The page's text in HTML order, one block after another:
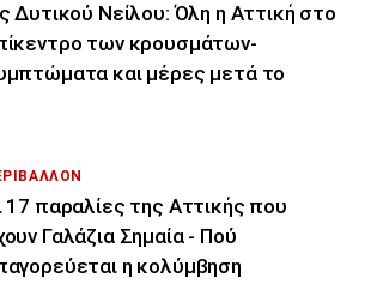
Δυτικού Νείλου: Όλη η Αττική στο
των κρουσμάτων-
και μέρες μετά το
17 παραλίες της Αττικής που
Γαλάζια Σημαία - Πού
η κολύμβηση